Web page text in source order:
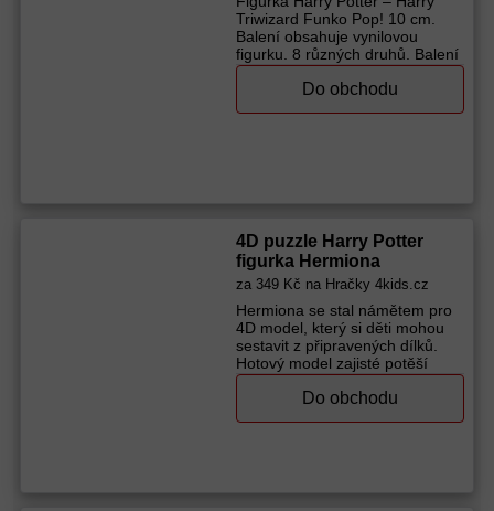
Triwizard Funko Pop! 10 cm.
Balení obsahuje vynilovou
figurku. 8 různých druhů. Balení
v krabičce.
Výrobce (značka):Alltoys
Do obchodu
4D puzzle Harry Potter
figurka Hermiona
za 349 Kč na Hračky 4kids.cz
Hermiona se stal námětem pro
4D model, který si děti mohou
sestavit z připravených dílků.
Hotový model zajisté potěší
fanoušky Harryho Pottera.
Přednosti: stavění rozvíjí
zručnost trénuje soustředění a
Do obchodu